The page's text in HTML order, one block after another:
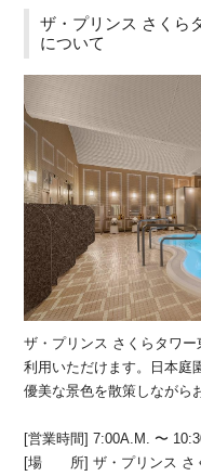
ザ・プリンス さくら
について
ザ・プリンス さくらタワ
利用いただけます。日本庭
優美な景色を散策しながら
[営業時間] 7:00A.M. 〜
[場 所] ザ・プリンス さ